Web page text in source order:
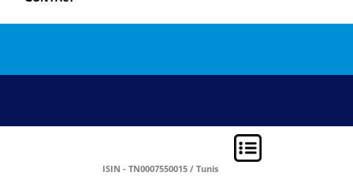
ISIN - TN0007550015 / Tunis